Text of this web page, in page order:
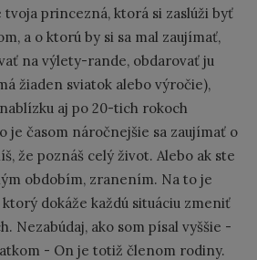
tvoja princezná, ktorá si zaslúži byť
a o ktorú by si sa mal zaujímať,
na výlety-rande, obdarovať ju
žiaden sviatok alebo výročie),
aj po 20-tich rokoch
je časom náročnejšie sa zaujímať o
že poznáš celý život. Alebo ak ste
obdobím, zranením. Na to je
dokáže každú situáciu zmeniť
Nezabúdaj, ako som písal vyššie -
- On je totiž členom rodiny.